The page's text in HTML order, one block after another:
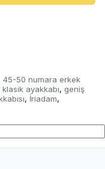
45-50 numara erkek
klasik ayakkabı, geniş
, İriadam,